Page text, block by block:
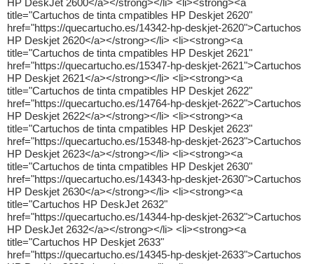
HP DeskJet 2600</a></strong></li> <li><strong><a
title="Cartuchos de tinta cmpatibles HP Deskjet 2620"
href="https://quecartucho.es/14342-hp-deskjet-2620">Cartuchos
HP Deskjet 2620</a></strong></li> <li><strong><a
title="Cartuchos de tinta cmpatibles HP Deskjet 2621"
href="https://quecartucho.es/15347-hp-deskjet-2621">Cartuchos
HP Deskjet 2621</a></strong></li> <li><strong><a
title="Cartuchos de tinta cmpatibles HP Deskjet 2622"
href="https://quecartucho.es/14764-hp-deskjet-2622">Cartuchos
HP Deskjet 2622</a></strong></li> <li><strong><a
title="Cartuchos de tinta cmpatibles HP Deskjet 2623"
href="https://quecartucho.es/15348-hp-deskjet-2623">Cartuchos
HP Deskjet 2623</a></strong></li> <li><strong><a
title="Cartuchos de tinta cmpatibles HP Deskjet 2630"
href="https://quecartucho.es/14343-hp-deskjet-2630">Cartuchos
HP Deskjet 2630</a></strong></li> <li><strong><a
title="Cartuchos HP DeskJet 2632"
href="https://quecartucho.es/14344-hp-deskjet-2632">Cartuchos
HP DeskJet 2632</a></strong></li> <li><strong><a
title="Cartuchos HP Deskjet 2633"
href="https://quecartucho.es/14345-hp-deskjet-2633">Cartuchos